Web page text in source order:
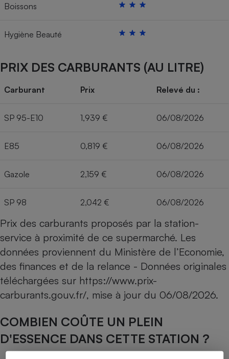
Boissons
Hygiène Beauté
PRIX DES CARBURANTS (AU LITRE)
Carburant Prix Relevé du :
SP 95-E10 1,939 € 06/08/2026
E85 0,819 € 06/08/2026
Gazole 2,159 € 06/08/2026
SP 98 2,042 € 06/08/2026
Prix des carburants proposés par la station-
service à proximité de ce supermarché. Les
données proviennent du Ministère de l’Economie,
des finances et de la relance - Données originales
téléchargées sur https://www.prix-
carburants.gouv.fr/, mise à jour du 06/08/2026.
COMBIEN COÛTE UN PLEIN
D'ESSENCE DANS CETTE STATION ?